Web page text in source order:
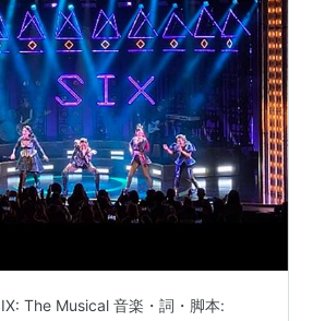
The Musical 音楽・詞・脚本: